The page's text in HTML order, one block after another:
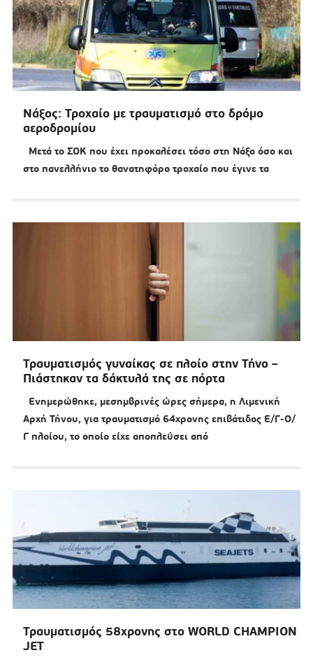
Νάξος: Τροχαίο με τραυματισμό στο δρόμο
αεροδρομίου
Μετά το ΣΟΚ που έχει προκαλέσει τόσο στη Νάξο όσο και
στο πανελλήνιο το θανατηφόρο τροχαίο που έγινε τα
Τραυματισμός γυναίκας σε πλοίο στην Τήνο –
Πιάστηκαν τα δάκτυλά της σε πόρτα
Ενημερώθηκε, μεσημβρινές ώρες σήμερα, η Λιμενική
Αρχή Τήνου, για τραυματισμό 64χρονης επιβάτιδος Ε/Γ-Ο/
Γ πλοίου, το οποίο είχε αποπλεύσει από
Τραυματισμός 58χρονης στο WORLD CHAMPION
JET